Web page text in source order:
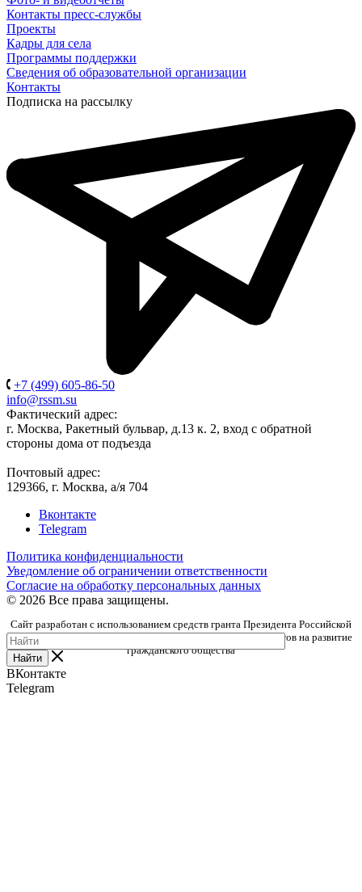
Контакты пресс-службы
Проекты
Кадры для села
Программы поддержки
Сведения об образовательной организации
Контакты
Подписка на рассылку
+7 (499) 605-86-50
info@rssm.su
Фактический адрес:
г. Москва, Ракетный бульвар, д.13 к. 2, вход с обратной
стороны дома от подъезда
Почтовый адрес:
129366, г. Москва, а/я 704
Вконтакте
Telegram
Политика конфиденциальности
Уведомление об ограничении ответственности
Согласие на обработку персональных данных
© 2026 Все права защищены.
Сайт разработан с использованием средств гранта Президента Российской
Федерации, предоставленного Фондом президентских грантов на развитие
гражданского общества
Найти
ВКонтакте
Telegram